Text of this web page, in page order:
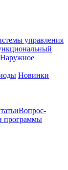
управления
Наружное
Новинки
Вопрос-
программы